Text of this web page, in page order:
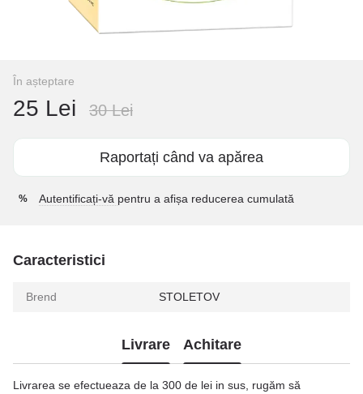
În așteptare
25 Lei 30 Lei
Raportați când va apărea
% Autentificați-vă pentru a afișa reducerea cumulată
Caracteristici
Brend STOLETOV
Livrare Achitare
Livrarea se efectueaza de la 300 de lei in sus, rugăm să